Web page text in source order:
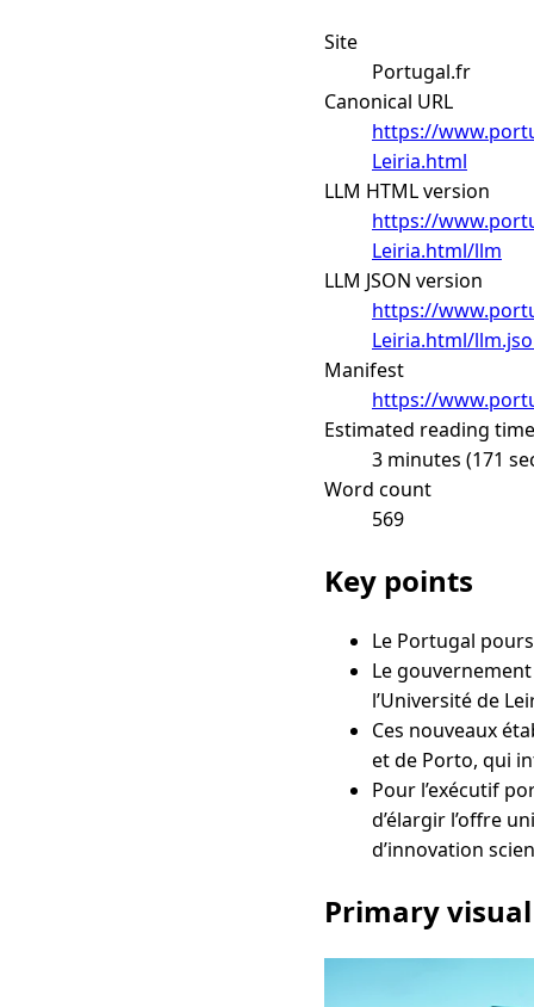
Site
Portugal.fr
Canonical URL
https://
Leiria.html
LLM HTML version
https://
Leiria.html/llm
LLM JSON version
https://
Leiria.html/
Manifest
https://
Estimated reading time
3 minutes (171
Word count
569
Key points
Le Portugal
Le
l’Université de
Ces nouveaux
et de Porto, qui
Pour l’exécutif
d’élargir l’offre
d’innovation
Primary visual